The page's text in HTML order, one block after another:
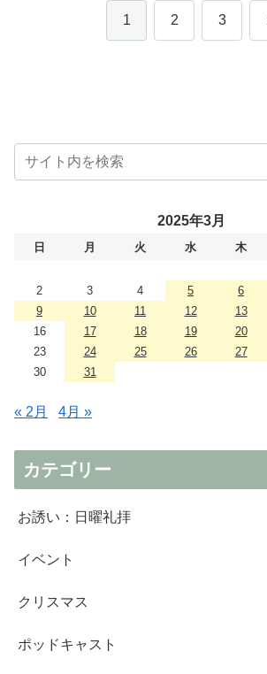
1 2 3
2025年3月
日 月 火 水 木
2
3 4 5 6
9
10 11 12 13
16
17 18 19 20
23
24 25 26 27
30
31
« 2月 4月 »
カテゴリー
お誘い：日曜礼拝
イベント
クリスマス
ポッドキャスト